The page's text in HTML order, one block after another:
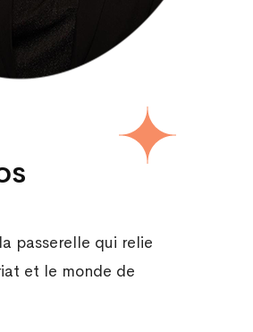
passerelle qui relie
et le monde de